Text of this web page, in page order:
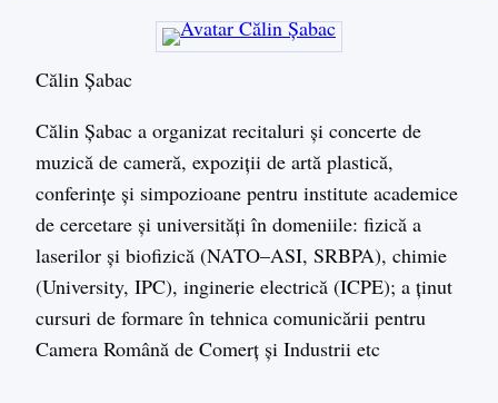
Călin Șabac
Călin Șabac a organizat recitaluri și concerte de
muzică de cameră, expoziții de artă plastică,
conferințe și simpozioane pentru institute academice
de cercetare și universități în domeniile: fizică a
laserilor și biofizică (NATO–ASI, SRBPA), chimie
(University, IPC), inginerie electrică (ICPE); a ținut
cursuri de formare în tehnica comunicării pentru
Camera Română de Comerț și Industrii etc